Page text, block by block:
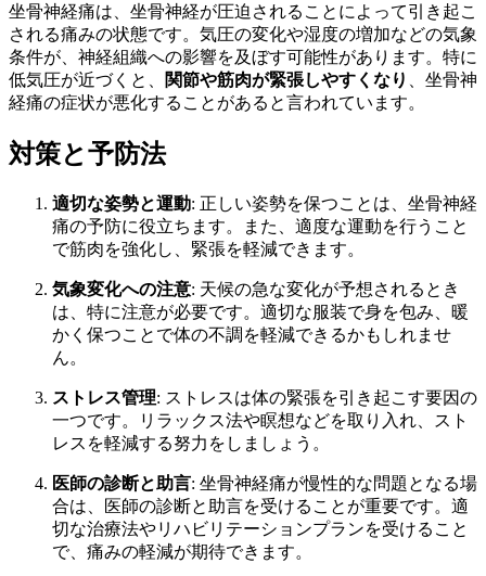
坐骨神経痛は、坐骨神経が圧迫されることによって引き起こ
される痛みの状態です。気圧の変化や湿度の増加などの気象
条件が、神経組織への影響を及ぼす可能性があります。特に
低気圧が近づくと、
関節や筋肉が緊張しやすくなり
、坐骨神
経痛の症状が悪化することがあると言われています。
対策と予防法
適切な姿勢と運動: 正しい姿勢を保つことは、坐骨神経
痛の予防に役立ちます。また、適度な運動を行うこと
で筋肉を強化し、緊張を軽減できます。
気象変化への注意: 天候の急な変化が予想されるとき
は、特に注意が必要です。適切な服装で身を包み、暖
かく保つことで体の不調を軽減できるかもしれませ
ん。
ストレス管理: ストレスは体の緊張を引き起こす要因の
一つです。リラックス法や瞑想などを取り入れ、スト
レスを軽減する努力をしましょう。
医師の診断と助言: 坐骨神経痛が慢性的な問題となる場
合は、医師の診断と助言を受けることが重要です。適
切な治療法やリハビリテーションプランを受けること
で、痛みの軽減が期待できます。